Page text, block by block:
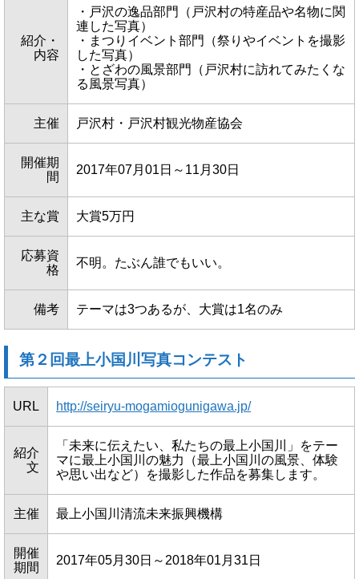
紹介・
内容
・戸沢の逸品部門（戸沢村の特産品や名物に関
連した写真）
・まつりイベント部門（祭りやイベントを撮影
した写真）
・とざわの風景部門（戸沢村に訪れてみたくな
る風景写真）
主催 戸沢村・戸沢村観光物産協会
開催期
間
2017年07月01日～11月30日
主な賞 大賞5万円
応募資
格
不明。たぶん誰でもいい。
備考 テーマは3つあるが、大賞は1名のみ
第２回最上小国川写真コンテスト
URL http://seiryu-mogamiogunigawa.jp/
紹介
文
「未来に伝えたい、私たちの最上小国川」をテー
マに最上小国川の魅力（最上小国川の風景、体験
や思い出など）を撮影した作品を募集します。
主催 最上小国川清流未来振興機構
開催
期間
2017年05月30日～2018年01月31日